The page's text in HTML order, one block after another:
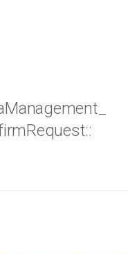
Management
Request::